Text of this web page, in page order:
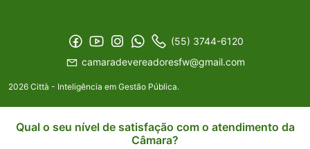
(55) 3744-6120
camaradevereadoresfw@gmail.com
2026 Città - Inteligência em Gestão Pública.
Qual o seu nível de satisfação com o atendimento da
Câmara?